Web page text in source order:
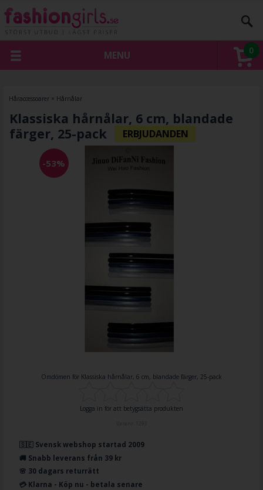
0
MENU
Håraccessoarer» Hårnålar
Klassiska hårnålar, 6 cm, blandade
färger, 25-pack
-53%
Omdömen för Klassiska hårnålar, 6 cm, blandade färger, 25-pack
Logga in för att betygsätta produkten
🇸🇪 Svensk webshop startad 2009
🚚 Snabb leverans från 39 kr
🌸 30 dagars returrätt
💳 Klarna - Köp nu - betala senare